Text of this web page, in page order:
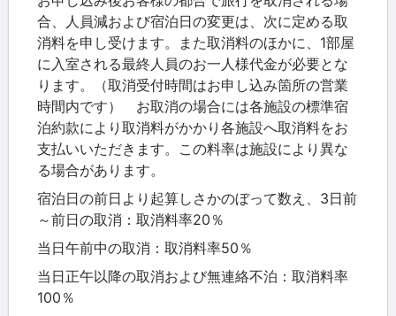
合、人員減および宿泊日の変更は、次に定める取
消料を申し受けます。また取消料のほかに、1部屋
に入室される最終人員のお一人様代金が必要とな
ります。（取消受付時間はお申し込み箇所の営業
時間内です） お取消の場合には各施設の標準宿
泊約款により取消料がかかり各施設へ取消料をお
支払いいただきます。この料率は施設により異な
る場合があります。
宿泊日の前日より起算しさかのぼって数え、3日前
～前日の取消：取消料率20％
当日午前中の取消：取消料率50％
当日正午以降の取消および無連絡不泊：取消料率
100％